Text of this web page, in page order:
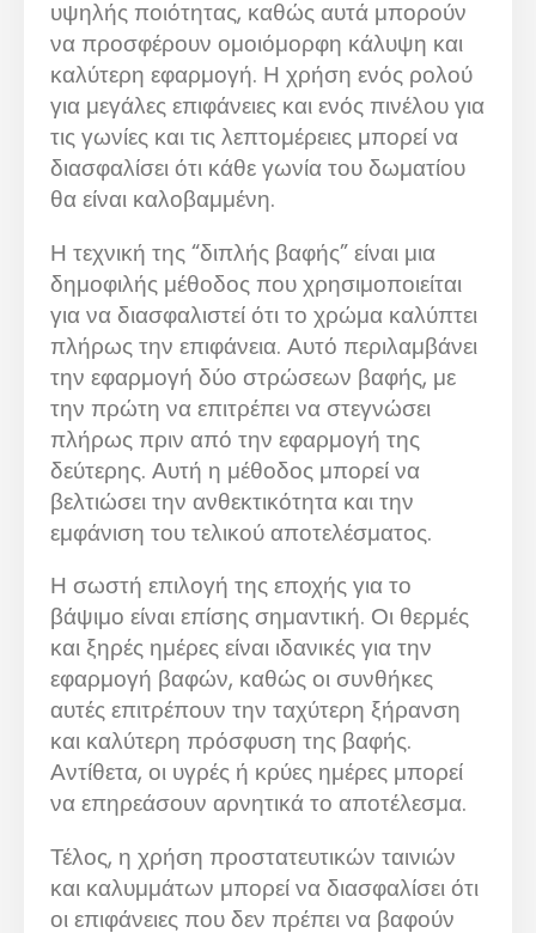
υψηλής ποιότητας, καθώς αυτά μπορούν
να προσφέρουν ομοιόμορφη κάλυψη και
καλύτερη εφαρμογή. Η χρήση ενός ρολού
για μεγάλες επιφάνειες και ενός πινέλου για
τις γωνίες και τις λεπτομέρειες μπορεί να
διασφαλίσει ότι κάθε γωνία του δωματίου
θα είναι καλοβαμμένη.
Η τεχνική της “διπλής βαφής” είναι μια
δημοφιλής μέθοδος που χρησιμοποιείται
για να διασφαλιστεί ότι το χρώμα καλύπτει
πλήρως την επιφάνεια. Αυτό περιλαμβάνει
την εφαρμογή δύο στρώσεων βαφής, με
την πρώτη να επιτρέπει να στεγνώσει
πλήρως πριν από την εφαρμογή της
δεύτερης. Αυτή η μέθοδος μπορεί να
βελτιώσει την ανθεκτικότητα και την
εμφάνιση του τελικού αποτελέσματος.
Η σωστή επιλογή της εποχής για το
βάψιμο είναι επίσης σημαντική. Οι θερμές
και ξηρές ημέρες είναι ιδανικές για την
εφαρμογή βαφών, καθώς οι συνθήκες
αυτές επιτρέπουν την ταχύτερη ξήρανση
και καλύτερη πρόσφυση της βαφής.
Αντίθετα, οι υγρές ή κρύες ημέρες μπορεί
να επηρεάσουν αρνητικά το αποτέλεσμα.
Τέλος, η χρήση προστατευτικών ταινιών
και καλυμμάτων μπορεί να διασφαλίσει ότι
οι επιφάνειες που δεν πρέπει να βαφούν